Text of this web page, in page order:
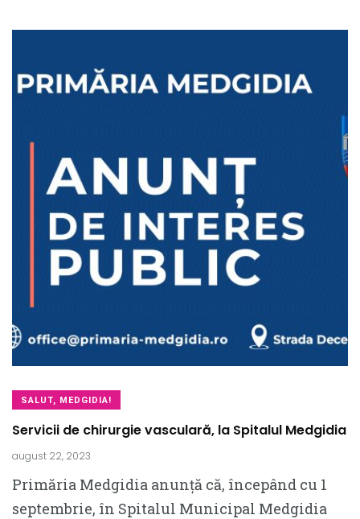
SALUT, MEDGIDIA!
Servicii de chirurgie vasculară, la Spitalul Medgidia
august 22, 2023
Primăria Medgidia anunță că, începând cu 1
septembrie, în Spitalul Municipal Medgidia